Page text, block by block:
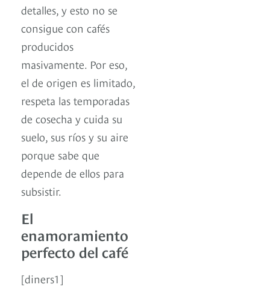
detalles, y esto no se
consigue con cafés
producidos
masivamente. Por eso,
el de origen es limitado,
respeta las temporadas
de cosecha y cuida su
suelo, sus ríos y su aire
porque sabe que
depende de ellos para
subsistir.
El
enamoramiento
perfecto del café
[diners1]